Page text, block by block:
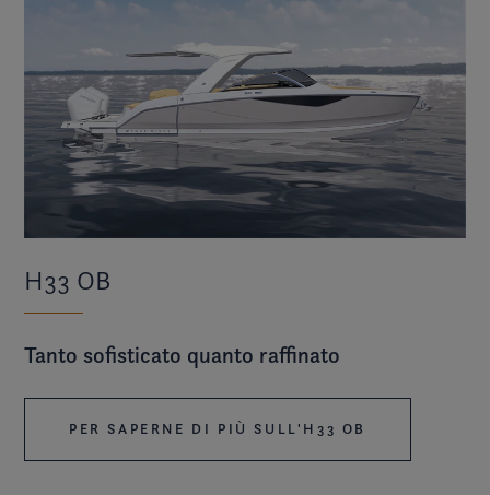
H33 OB
Tanto sofisticato quanto raffinato
PER SAPERNE DI PIÙ SULL'H33 OB